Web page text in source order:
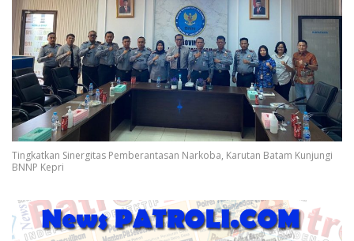
Tingkatkan Sinergitas Pemberantasan Narkoba, Karutan Batam Kunjungi
BNNP Kepri